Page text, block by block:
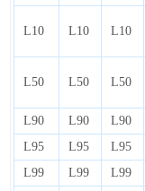
L10 L10 L10
L50 L50 L50
L90
L90 L90
L95
L95 L95
L99
L99 L99